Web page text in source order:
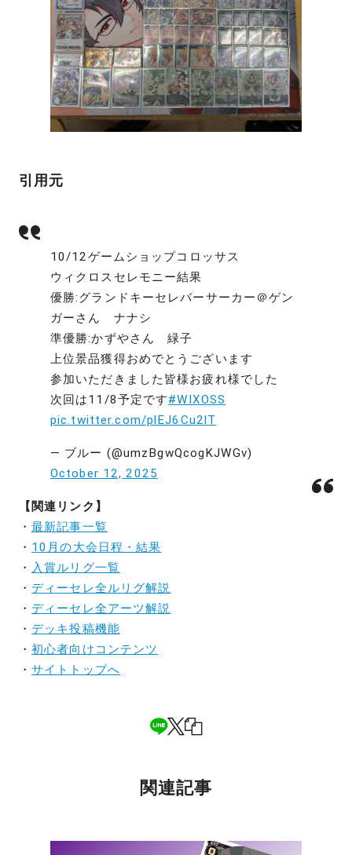
引用元
10/12ゲームショップコロッサス
ウィクロスセレモニー結果
優勝:グランドキーセレバーサーカー＠ゲン
ガーさん ナナシ
準優勝:かずやさん 緑子
上位景品獲得おめでとうございます
参加いただきました皆様お疲れ様でした
次回は11/8予定です#WIXOSS
pic.twitter.com/plEJ6Cu2lT
— ブルー (@umzBgwQcogKJWGv)
October 12, 2025
【関連リンク】
・最新記事一覧
・ 10月の大会日程・結果
・ 入賞ルリグ一覧
・ ディーセレ全ルリグ解説
・ ディーセレ全アーツ解説
・ デッキ投稿機能
・初心者向けコンテンツ
・サイトトップへ
関連記事